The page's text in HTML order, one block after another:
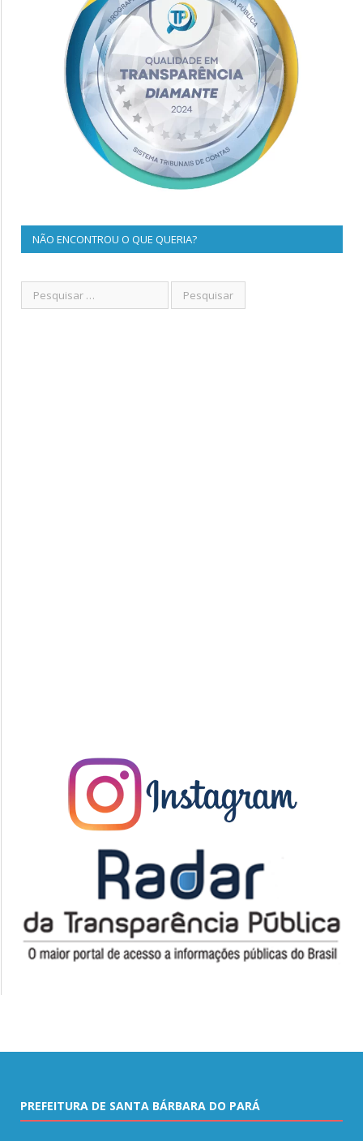
NÃO ENCONTROU O QUE QUERIA?
PREFEITURA DE SANTA BÁRBARA DO PARÁ